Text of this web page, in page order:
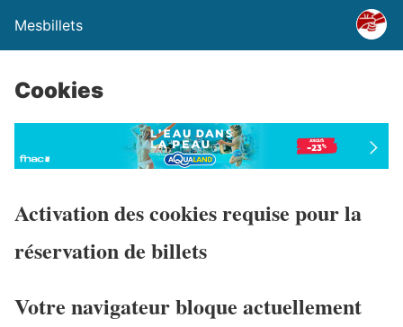
Mesbillets
Cookies
Activation des cookies requise pour la
réservation de billets
Votre navigateur bloque actuellement